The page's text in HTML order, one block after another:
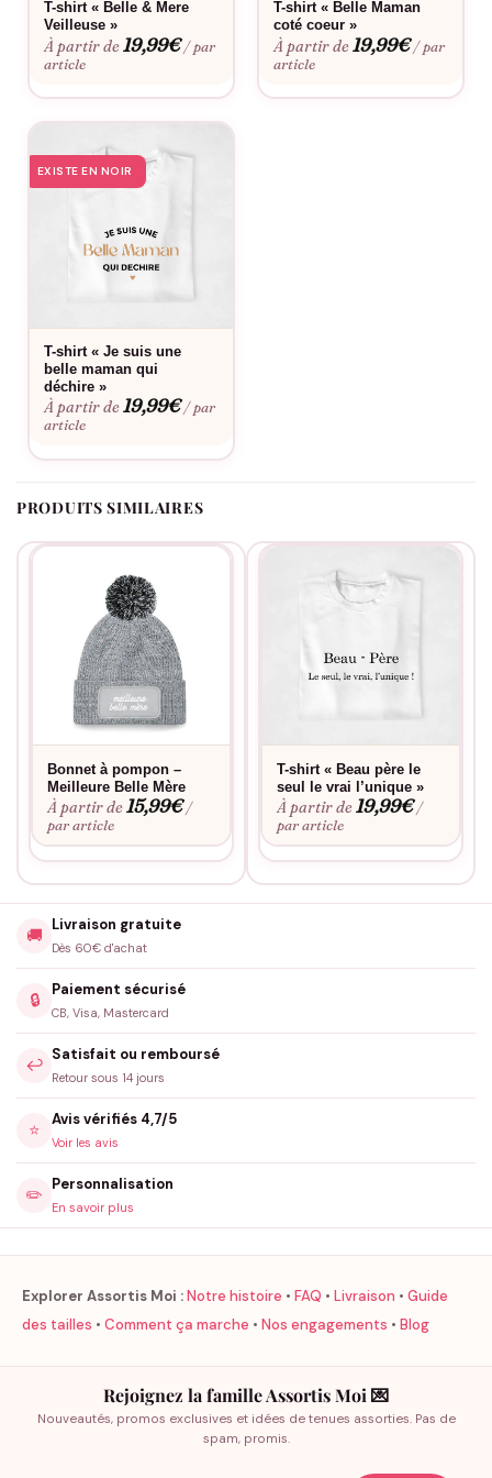
Pompon ludique qui apporte une touche de fantaisie
Idéal pour
Fête des pères, anniversaires, Noël, ou simplement pour lui
rappeler combien il compte pour vous au quotidien.
Consultez notre guide des tailles
Envie d’une touche personnelle ? Découvrez notre
après saison.
T-shirt « Belle & Mere
Veilleuse »
À partir de19,99€ / par
article
T-shirt « Belle Maman
coté coeur »
À partir de19,99€ / par
article
EXISTE EN NOIR
T-shirt « Je suis une
belle maman qui
déchire »
À partir de19,99€ / par
article
PRODUITS SIMILAIRES
Bonnet à pompon –
Meilleure Belle Mère
À partir de15,99€ /
par article
T-shirt « Beau père le
seul le vrai l’unique »
À partir de19,99€ /
par article
🚚
Livraison gratuite
Dès 60€ d'achat
🔒
Paiement sécurisé
CB, Visa, Mastercard
↩️
Satisfait ou remboursé
Retour sous 14 jours
⭐
Avis vérifiés 4,7/5
Voir les avis
✏️
Personnalisation
En savoir plus
Explorer Assortis Moi :Notre histoire • FAQ • Livraison • Guide
des tailles • Comment ça marche • Nos engagements • Blog
Rejoignez la famille Assortis Moi 💌
Nouveautés, promos exclusives et idées de tenues assorties. Pas de
spam, promis.